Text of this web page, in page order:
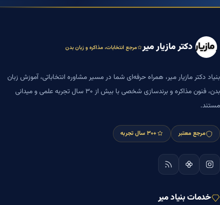
دکتر مازیار میر مرجع انتخابات، مذاکره و زبان بدن
بنیاد دکتر مازیار میر، همراه حرفه‌ای شما در مسیر مشاوره انتخاباتی، آموزش زبان
بدن، فنون مذاکره و برندسازی شخصی با بیش از ۳۰ سال تجربه علمی و میدانی
مستند.
مرجع معتبر +۳۰ سال تجربه
خدمات بنیاد میر